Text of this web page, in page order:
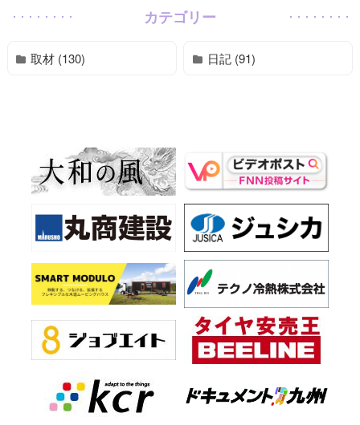
カテゴリー
取材 (130) 日記 (91)